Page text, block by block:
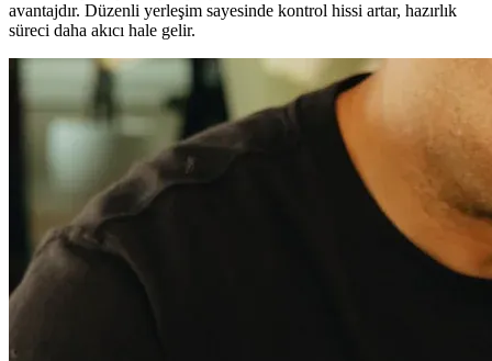
avantajdır. Düzenli yerleşim sayesinde kontrol hissi artar, hazırlık
süreci daha akıcı hale gelir.